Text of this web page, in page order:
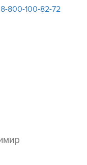
8-800-100-82-72